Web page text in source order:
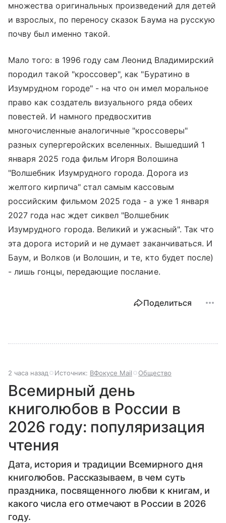
множества оригинальных произведений для детей
и взрослых, по переносу сказок Баума на русскую
почву был именно такой.
Мало того: в 1996 году сам Леонид Владимирский
породил такой "кроссовер", как "Буратино в
Изумрудном городе" - на что он имел моральное
право как создатель визуального ряда обеих
повестей. И намного предвосхитив
многочисленные аналогичные "кроссоверы"
разных супергеройских вселенных. Вышедший 1
января 2025 года фильм Игоря Волошина
"Волшебник Изумрудного города. Дорога из
желтого кирпича" стал самым кассовым
российским фильмом 2025 года - а уже 1 января
2027 года нас ждет сиквел "Волшебник
Изумрудного города. Великий и ужасный". Так что
эта дорога историй и не думает заканчиваться. И
Баум, и Волков (и Волошин, и те, кто будет после)
- лишь гонцы, передающие послание.
Поделиться
2 часа назад Источник: ВФокусе Mail Общество
Всемирный день
книголюбов в России в
2026 году: популяризация
чтения
Дата, история и традиции Всемирного дня
книголюбов. Рассказываем, в чем суть
праздника, посвященного любви к книгам, и
какого числа его отмечают в России в 2026
году.